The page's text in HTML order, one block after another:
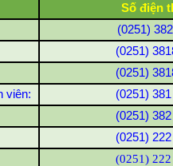
Số điện
(0251)
(0251)
(0251)
viên:
(0251)
(0251)
(0251)
(0251)